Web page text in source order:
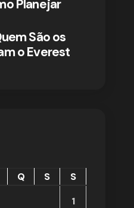
Planejar
São os
o Everest
Q S
S
1